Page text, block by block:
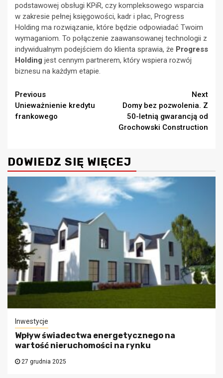
podstawowej obsługi KPiR, czy kompleksowego wsparcia
w zakresie pełnej księgowości, kadr i płac, Progress
Holding ma rozwiązanie, które będzie odpowiadać Twoim
wymaganiom. To połączenie zaawansowanej technologii z
indywidualnym podejściem do klienta sprawia, że Progress
Holding jest cennym partnerem, który wspiera rozwój
biznesu na każdym etapie.
Continue
Reading
Previous
Unieważnienie kredytu
frankowego
Next
Domy bez pozwolenia. Z
50-letnią gwarancją od
Grochowski Construction
DOWIEDZ SIĘ WIĘCEJ
Inwestycje
Wpływ świadectwa energetycznego na
wartość nieruchomości na rynku
27 grudnia 2025